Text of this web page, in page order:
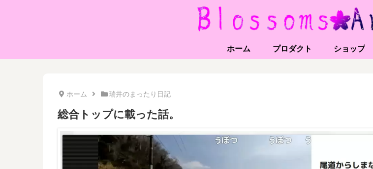
ホーム プロダクト ショップ
ホーム 瑞井のまったり日記
総合トップに載った話。